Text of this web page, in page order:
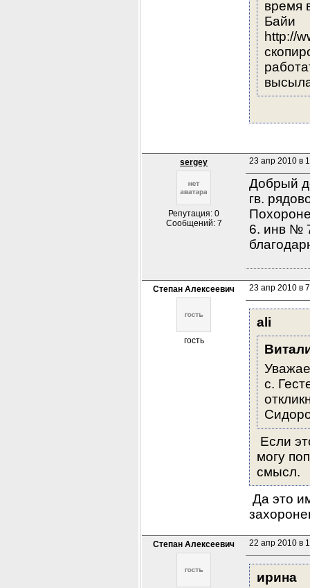
время
Байи
http://
sergey
Репутация: 0
Сообщений: 7
23 апр 2010 в
Добрый
гв.
6. инв №
Степан Алексеевич
гость
23 апр 2010 в
ali
с.
Если
могу
смысл.
Да это
Степан Алексеевич 22 апр 2010 в
ирина